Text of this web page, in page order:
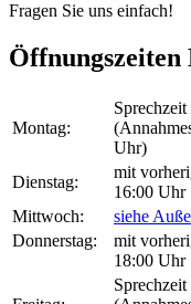
Fragen Sie uns einfach!
Montag:
Uhr)
Dienstag:
mit
16:00 Uhr
Mittwoch:
siehe
Donnerstag:
mit
18:00 Uhr